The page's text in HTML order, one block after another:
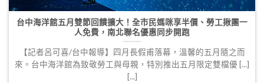
台中海洋館五月雙節回饋擴大！全市民媽咪享半價、勞工揪團一
人免費，南北聯名優惠同步開跑
【記者呂可喜/台中報導】四月長假甫落幕，溫馨的五月隨之而
來。台中海洋館為致敬勞工與母親，特別推出五月限定雙檔優 [...]
[...]